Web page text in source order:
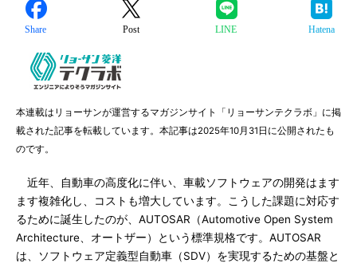
Share Post LINE Hatena
本連載はリョーサンが運営するマガジンサイト「リョーサンテクラボ」に掲
載された記事を転載しています。本記事は2025年10月31日に公開されたも
のです。
近年、自動車の高度化に伴い、車載ソフトウェアの開発はます
ます複雑化し、コストも増大しています。こうした課題に対応す
るために誕生したのが、AUTOSAR（Automotive Open System
Architecture、オートザー）という標準規格です。AUTOSAR
は、ソフトウェア定義型自動車（SDV）を実現するための基盤と